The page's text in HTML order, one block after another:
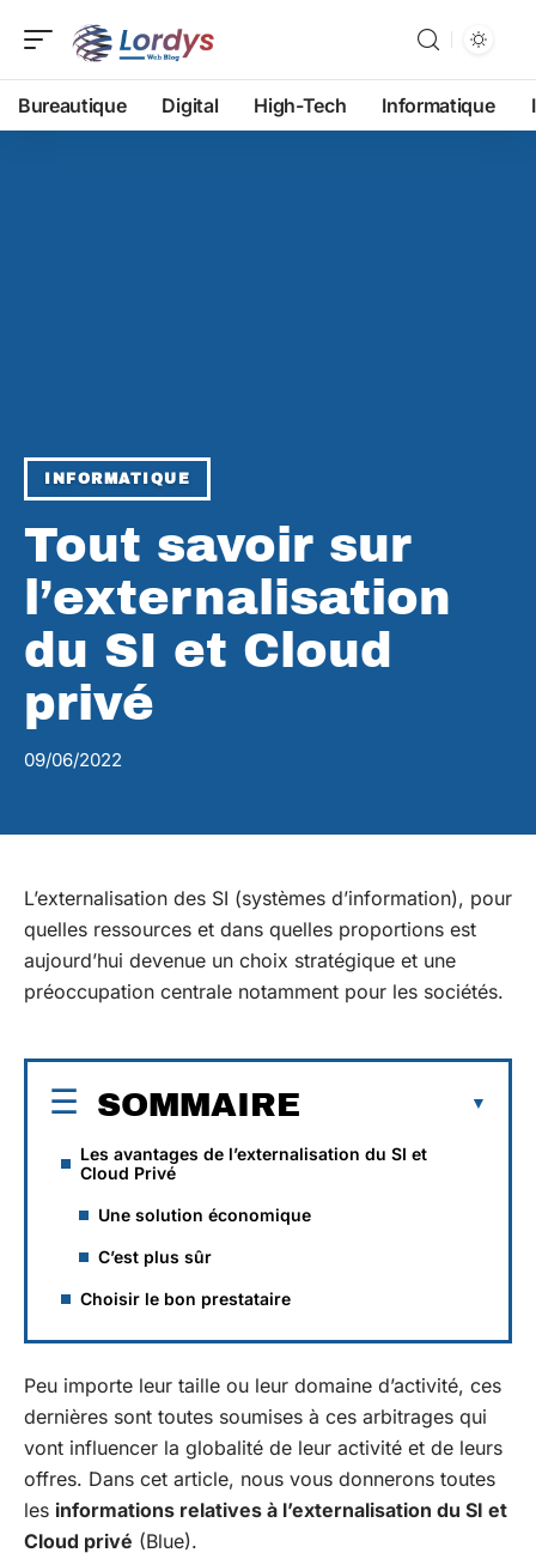
Bureautique Digital High-Tech Informatique
INFORMATIQUE
Tout savoir sur
l’externalisation
du SI et Cloud
privé
09/06/2022
L’externalisation des SI (systèmes d’information), pour
quelles ressources et dans quelles proportions est
aujourd’hui devenue un choix stratégique et une
préoccupation centrale notamment pour les sociétés.
SOMMAIRE
Les avantages de l’externalisation du SI et
Cloud Privé
Une solution économique
C’est plus sûr
Choisir le bon prestataire
Peu importe leur taille ou leur domaine d’activité, ces
dernières sont toutes soumises à ces arbitrages qui
vont influencer la globalité de leur activité et de leurs
offres. Dans cet article, nous vous donnerons toutes
les informations relatives à l’externalisation du SI et
Cloud privé (Blue).